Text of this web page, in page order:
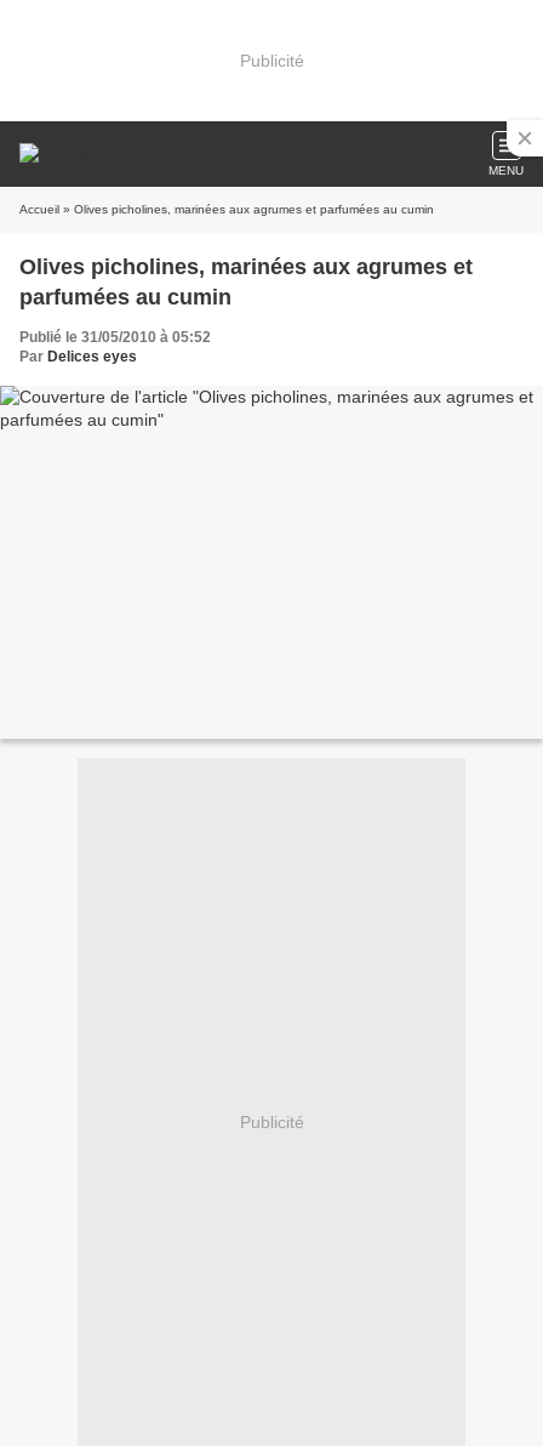
Publicité
MENU
Accueil » Olives picholines, marinées aux agrumes et parfumées au cumin
Olives picholines, marinées aux agrumes et
parfumées au cumin
Publié le 31/05/2010 à 05:52
Par Delices eyes
Publicité